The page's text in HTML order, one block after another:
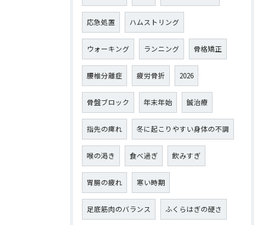
応急処置 ハムストリング
ウォーキング ランニング 骨格矯正
腰椎分離症 疲労骨折 2026
骨盤ブロック 年末年始 鍼治療
指先の痺れ 冬に起こりやすい身体の不調
喉の渇き 食べ過ぎ 飲みすぎ
胃腸の疲れ 寒い時期
足底筋肉のバランス ふくらはぎの硬さ